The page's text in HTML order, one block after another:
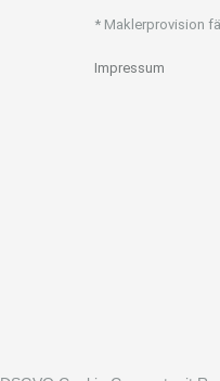
* Maklerprovision
Impressum